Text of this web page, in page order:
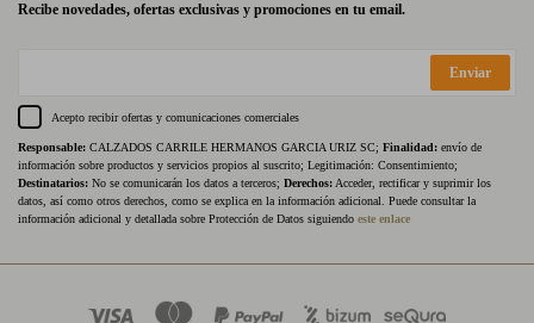
Recibe novedades, ofertas exclusivas y promociones en tu email.
Enviar
Acepto recibir ofertas y comunicaciones comerciales
Responsable: CALZADOS CARRILE HERMANOS GARCIA URIZ SC; Finalidad: envío de
información sobre productos y servicios propios al suscrito; Legitimación: Consentimiento;
Destinatarios: No se comunicarán los datos a terceros; Derechos: Acceder, rectificar y suprimir los
datos, así como otros derechos, como se explica en la información adicional. Puede consultar la
información adicional y detallada sobre Protección de Datos siguiendo este enlace